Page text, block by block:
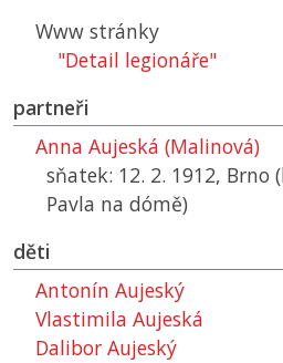
Www stránky
"Detail legionáře"
partneři
Anna Aujeská (Malinová)
sňatek: 12. 2. 1912, Brno
Pavla na dómě)
děti
Antonín Aujeský
Vlastimila Aujeská
Dalibor Aujeský